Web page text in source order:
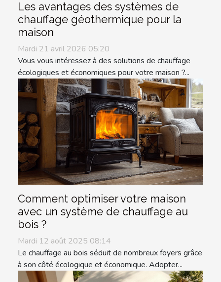
Les avantages des systèmes de
chauffage géothermique pour la
maison
Mardi 21 avril 2026 05:20
Vous vous intéressez à des solutions de chauffage
écologiques et économiques pour votre maison ?...
Comment optimiser votre maison
avec un système de chauffage au
bois ?
Mardi 12 août 2025 08:14
Le chauffage au bois séduit de nombreux foyers grâce
à son côté écologique et économique. Adopter...